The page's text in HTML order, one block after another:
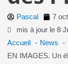
Pascal 7
mis à jour le 8
Accueil
News
EN IMAGES. Un